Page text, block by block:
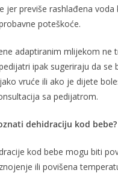
jer previše rashlađena voda
poteškoće.
adaptiranim mlijekom ne
ipak sugeriraju da se
vruće ili ako je dijete
sa pedijatrom.
dehidraciju kod bebe?
kod bebe mogu biti
ili povišena